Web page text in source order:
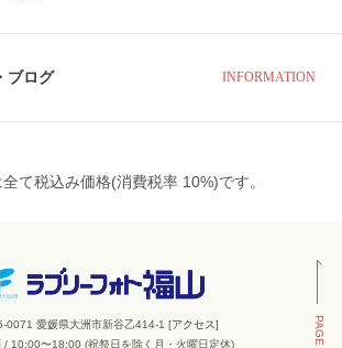
ブログ INFORMATION
て税込み価格(消費税率 10%)です。
0071 愛媛県大洲市新谷乙414-1 [アクセス]
/ 10:00〜18:00 (祝祭日を除く月・火曜日定休)